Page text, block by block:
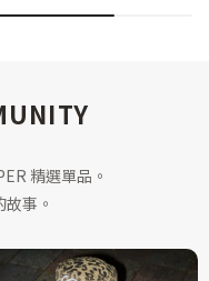
精選單品。
事。